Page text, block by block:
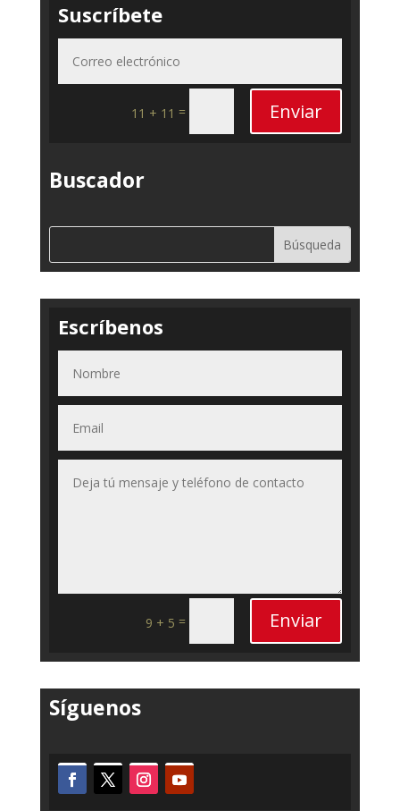
Suscríbete
11 + 11 = Enviar
Buscador
Escríbenos
9 + 5 = Enviar
Síguenos